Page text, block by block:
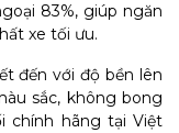
83%, giúp ngăn
xe tối ưu.
đến với độ bền lên
sắc, không bong
chính hãng tại Việt